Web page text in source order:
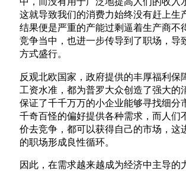
这就导致我们的消费力始终没有赶上生
结果便是严重的产能过剩逼着生产商不
竞争当中，也进一步传导到了职场，导
方式盛行。
反观北欧国家，政府提供的丰厚福利保
工资水准，都为普罗大众创造了强大的
保证了千千万万的小企业能够寻找细分
千奇百怪的偏好提供各种需求，而人们
价去竞争，都可以获得自己的市场，这
的职场形成良性循环。
因此，在需求越来越成为经济中主导的